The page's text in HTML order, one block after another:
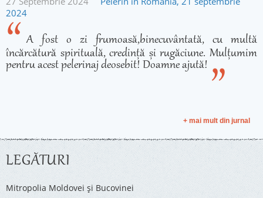
2024
A fost o zi frumoasă,binecuvântată, cu multă
încărcătură spirituală, credință și rugăciune. Mulțumim
pentru acest pelerinaj deosebit! Doamne ajută!
+ mai mult din jurnal
LEGĂTURI
Mitropolia Moldovei și Bucovinei